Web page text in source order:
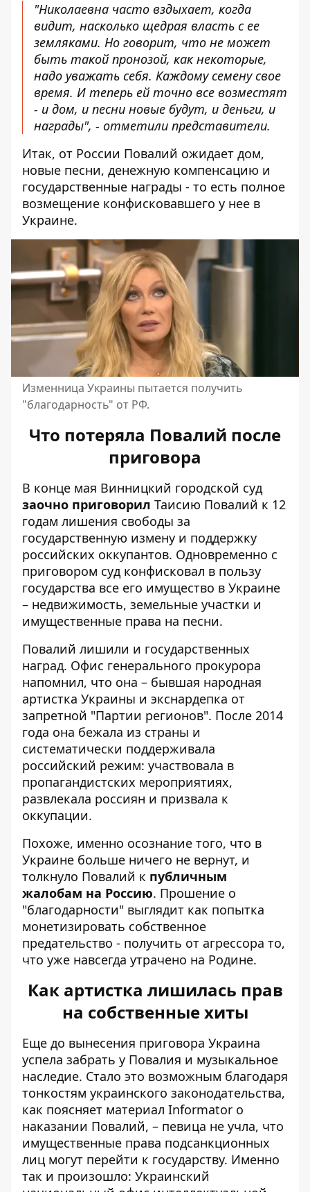
"Николаевна часто вздыхает, когда
видит, насколько щедрая власть с ее
земляками. Но говорит, что не может
быть такой пронозой, как некоторые,
надо уважать себя. Каждому семену свое
время. И теперь ей точно все возместят
- и дом, и песни новые будут, и деньги, и
награды", - отметили представители.
Итак, от России Повалий ожидает дом,
новые песни, денежную компенсацию и
государственные награды - то есть полное
возмещение конфисковавшего у нее в
Украине.
Изменница Украины пытается получить
"благодарность" от РФ.
Что потеряла Повалий после
приговора
В конце мая Винницкий городской суд
заочно приговорил Таисию Повалий к 12
годам лишения свободы за
государственную измену и поддержку
российских оккупантов. Одновременно с
приговором суд конфисковал в пользу
государства все его имущество в Украине
– недвижимость, земельные участки и
имущественные права на песни.
Повалий лишили и государственных
наград. Офис генерального прокурора
напомнил, что она – бывшая народная
артистка Украины и экснардепка от
запретной "Партии регионов". После 2014
года она бежала из страны и
систематически поддерживала
российский режим: участвовала в
пропагандистских мероприятиях,
развлекала россиян и призвала к
оккупации.
Похоже, именно осознание того, что в
Украине больше ничего не вернут, и
толкнуло Повалий к публичным
жалобам на Россию. Прошение о
"благодарности" выглядит как попытка
монетизировать собственное
предательство - получить от агрессора то,
что уже навсегда утрачено на Родине.
Как артистка лишилась прав
на собственные хиты
Еще до вынесения приговора Украина
успела забрать у Повалия и музыкальное
наследие. Стало это возможным благодаря
тонкостям украинского законодательства,
как поясняет материал Informator о
наказании Повалий, – певица не учла, что
имущественные права подсанкционных
лиц могут перейти к государству. Именно
так и произошло: Украинский